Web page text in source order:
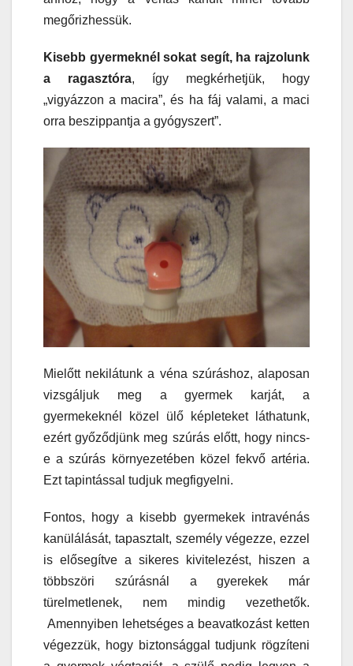
megőrizhessük.
Kisebb gyermeknél sokat segít, ha rajzolunk
a ragasztóra, így megkérhetjük, hogy
„vigyázzon a macira”, és ha fáj valami, a maci
orra beszippantja a gyógyszert”.
Mielőtt nekilátunk a véna szúráshoz, alaposan
vizsgáljuk meg a gyermek karját, a
gyermekeknél közel ülő képleteket láthatunk,
ezért győződjünk meg szúrás előtt, hogy nincs-
e a szúrás környezetében közel fekvő artéria.
Ezt tapintással tudjuk megfigyelni.
Fontos, hogy a kisebb gyermekek intravénás
kanülálását, tapasztalt, személy végezze, ezzel
is elősegítve a sikeres kivitelezést, hiszen a
többszöri szúrásnál a gyerekek már
türelmetlenek, nem mindig vezethetők.
Amennyiben lehetséges a beavatkozást ketten
végezzük, hogy biztonsággal tudjunk rögzíteni